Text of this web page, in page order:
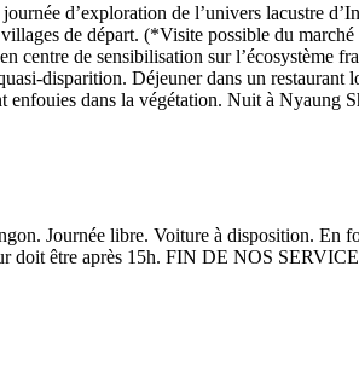
d’exploration de l’univers lacustre
de départ. (*Visite possible du
centre de sensibilisation sur l’écosystème
disparition. Déjeuner dans un
enfouies dans la végétation. Nuit à Nyaung
Journée libre. Voiture à disposition.
doit être après 15h. FIN DE NOS